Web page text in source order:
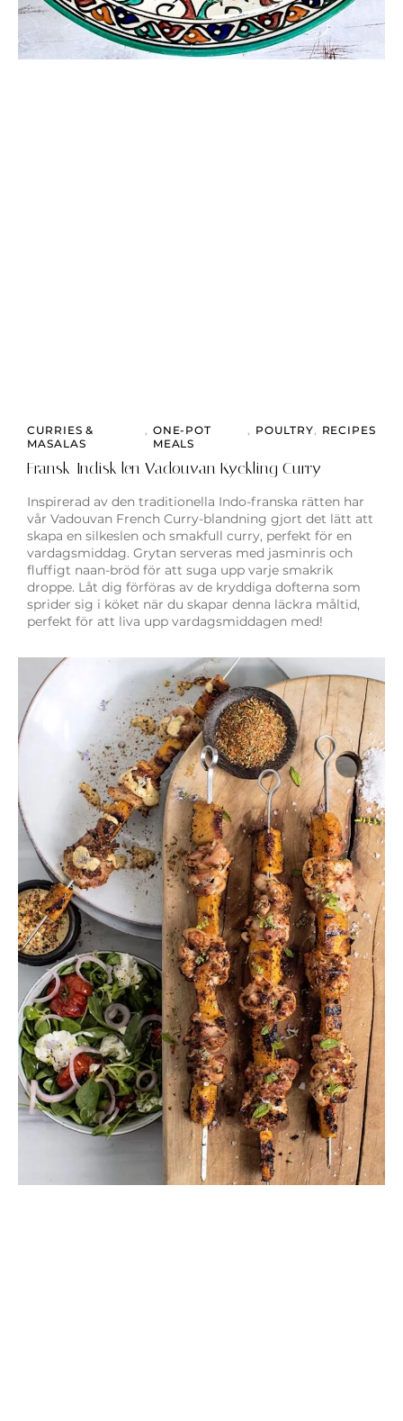
CURRIES &
MASALAS
, ONE-POT
MEALS
, POULTRY, RECIPES
Fransk-Indisk len Vadouvan Kyckling Curry
Inspirerad av den traditionella Indo-franska rätten har
vår Vadouvan French Curry-blandning gjort det lätt att
skapa en silkeslen och smakfull curry, perfekt för en
vardagsmiddag. Grytan serveras med jasminris och
fluffigt naan-bröd för att suga upp varje smakrik
droppe. Låt dig förföras av de kryddiga dofterna som
sprider sig i köket när du skapar denna läckra måltid,
perfekt för att liva upp vardagsmiddagen med!